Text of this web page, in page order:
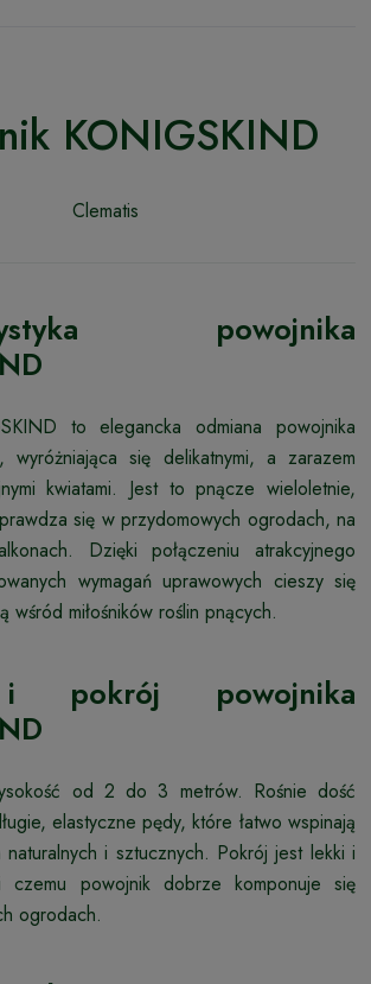
KONIGSKIND
Clematis
powojnika
to elegancka odmiana powojnika
wyróżniająca się delikatnymi, a zarazem
kwiatami. Jest to pnącze wieloletnie,
się w przydomowych ogrodach, na
Dzięki połączeniu atrakcyjnego
wymagań uprawowych cieszy się
wśród miłośników roślin pnących.
pokrój powojnika
od 2 do 3 metrów. Rośnie dość
elastyczne pędy, które łatwo wspinają
i sztucznych. Pokrój jest lekki i
czemu powojnik dobrze komponuje się
ogrodach.